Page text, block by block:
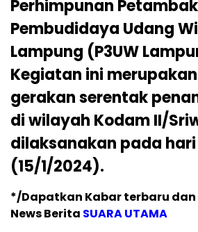
Perhimpunan Petambak
Pembudidaya Udang
Lampung (P3UW
Kegiatan ini
gerakan serentak
di wilayah Kodam II/
dilaksanakan pada hari
(15/1/2024).
*/Dapatkan Kabar terbaru dan
News Berita SUARA UTAMA